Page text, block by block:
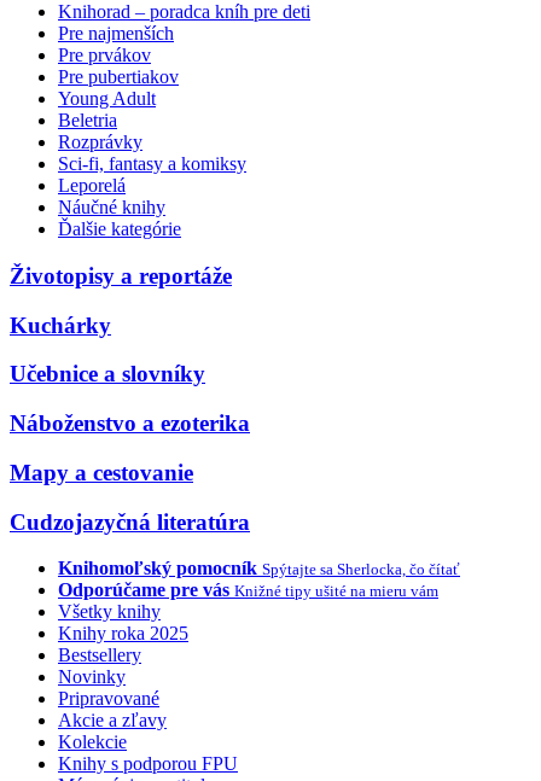
Knihorad – poradca kníh pre deti
Pre najmenších
Pre prvákov
Pre pubertiakov
Young Adult
Beletria
Rozprávky
Sci-fi, fantasy a komiksy
Leporelá
Náučné knihy
Ďalšie kategórie
Životopisy a reportáže
Kuchárky
Učebnice a slovníky
Náboženstvo a ezoterika
Mapy a cestovanie
Cudzojazyčná literatúra
Knihomoľský pomocník Spýtajte sa Sherlocka, čo čítať
Odporúčame pre vás Knižné tipy ušité na mieru vám
Všetky knihy
Knihy roka 2025
Bestsellery
Novinky
Pripravované
Akcie a zľavy
Kolekcie
Knihy s podporou FPU